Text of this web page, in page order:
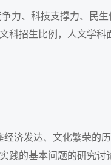
力、科技支撑力、民
科招生比例，人文学
济发达、文化繁荣的
践的基本问题的研究